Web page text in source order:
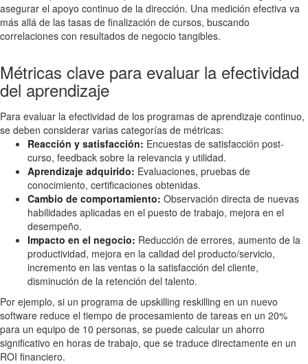
asegurar el apoyo continuo de la dirección. Una medición efectiva va
más allá de las tasas de finalización de cursos, buscando
correlaciones con resultados de negocio tangibles.
Métricas clave para evaluar la efectividad
del aprendizaje
Para evaluar la efectividad de los programas de aprendizaje continuo,
se deben considerar varias categorías de métricas:
Reacción y satisfacción: Encuestas de satisfacción post-
curso, feedback sobre la relevancia y utilidad.
Aprendizaje adquirido: Evaluaciones, pruebas de
conocimiento, certificaciones obtenidas.
Cambio de comportamiento: Observación directa de nuevas
habilidades aplicadas en el puesto de trabajo, mejora en el
desempeño.
Impacto en el negocio: Reducción de errores, aumento de la
productividad, mejora en la calidad del producto/servicio,
incremento en las ventas o la satisfacción del cliente,
disminución de la retención del talento.
Por ejemplo, si un programa de upskilling reskilling en un nuevo
software reduce el tiempo de procesamiento de tareas en un 20%
para un equipo de 10 personas, se puede calcular un ahorro
significativo en horas de trabajo, que se traduce directamente en un
ROI financiero.